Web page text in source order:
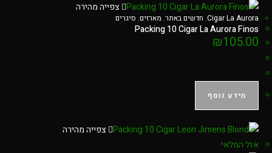
צפייה מהירה
Cigar La Aurora
, חדשים באתר, מארזים, סיגרים
Packing 10 Cigar La Aurora Finos
₪105.00
מידע נוסף
צפייה מהירה
אזל המלאי